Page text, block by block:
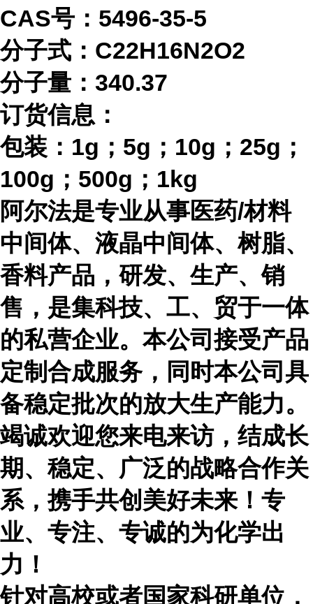
CAS号：5496-35-5
分子式： C22H16N2O2
分子量： 340.37
订货信息：
包装： 1g；5g；10g；25g；
100g；500g；1kg
阿尔法是专业从事医药/材料
中间体、液晶中间体、树脂、
香料产品，研发、生产、销
售，是集科技、工、贸于一体
的私营企业。本公司接受产品
定制合成服务，同时本公司具
备稳定批次的放大生产能力。
竭诚欢迎您来电来访，结成长
期、稳定、广泛的战略合作关
系，携手共创美好未来！专
业、专注、专诚的为化学出
力！
针对高校或者国家科研单位，